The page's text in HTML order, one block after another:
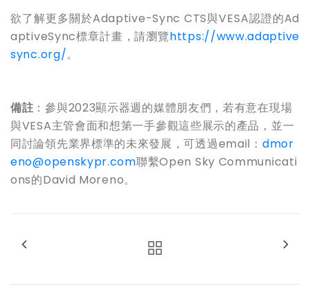
欲了解更多關於Adaptive-Sync CTS與VESA認證的Ad
aptiveSync標章計畫，請瀏覽https://www.adaptive
sync.org/。
備註 ：參與2023顯示器週的媒體朋友們，若有意在現場
與VESA主管會面和想第一手參觀這些展示的產品，並一
同討論領先業界標準的未來發展，可透過email ： dmor
eno@openskypr.com聯繫Open Sky Communicati
ons的David Moreno。